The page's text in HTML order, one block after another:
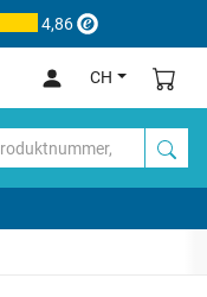
4,86
CH